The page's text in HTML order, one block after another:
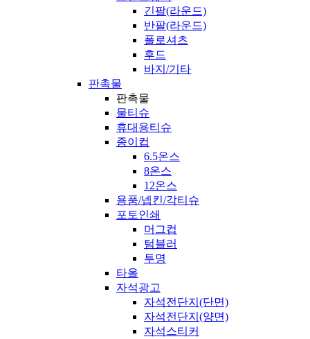
긴팔(라운드)
반팔(라운드)
폴로셔츠
후드
바지/기타
판촉물
판촉물
물티슈
휴대용티슈
종이컵
6.5온스
8온스
12온스
용품/넵킨/각티슈
포토인쇄
머그컵
텀블러
투명
타올
자석광고
자석전단지(단면)
자석전단지(양면)
자석스티커